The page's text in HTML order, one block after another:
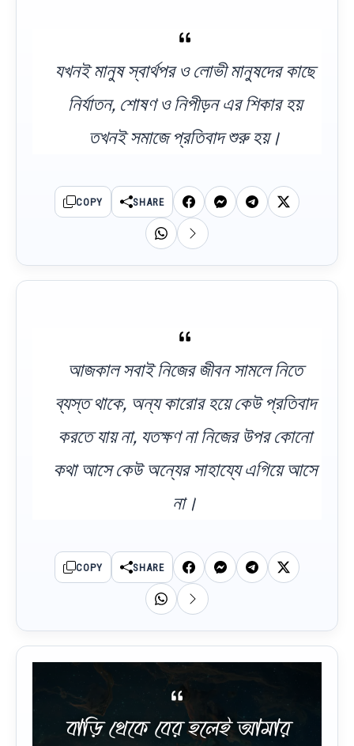
যখনই মানুষ স্বার্থপর ও লোভী মানুষদের কাছে
নির্যাতন, শোষণ ও নিপীড়ন এর শিকার হয়
তখনই সমাজে প্রতিবাদ শুরু হয়।
COPY SHARE
আজকাল সবাই নিজের জীবন সামলে নিতে
ব্যস্ত থাকে, অন্য কারোর হয়ে কেউ প্রতিবাদ
করতে যায় না, যতক্ষণ না নিজের উপর কোনো
কথা আসে কেউ অন্যের সাহায্যে এগিয়ে আসে
না।
COPY SHARE
বাড়ি থেকে বের হলেই আমার